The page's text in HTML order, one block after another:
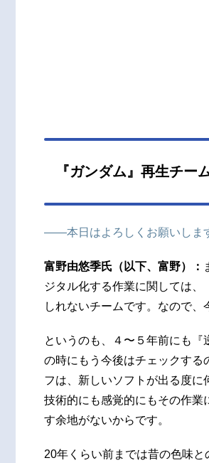
『ガンダム』再生チー
――本日はよろしくお願いしま
富野由悠季氏（以下、富野）：
ジタル化する作業に関しては
しれないチームです。なので
というのも、４〜５年前にも
の時にもう今後はチェックする
フは、新しいソフトが出る度
技術的にも感覚的にもその作業
す余地がないからです。
20年くらい前までは昔の色味